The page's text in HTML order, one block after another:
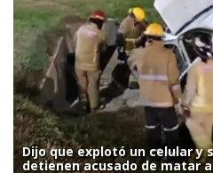
Dijo que explotó un celular y
detienen acusado de matar